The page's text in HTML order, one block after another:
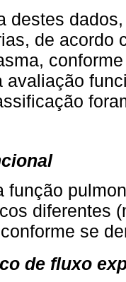
destes
de acordo
avaliação
função
diferentes
se
de fluxo